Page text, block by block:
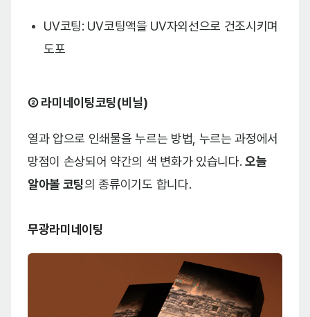
UV코팅: UV코팅액을 UV자외선으로 건조시키며
도포
② 라미네이팅코팅(비닐)
열과 압으로 인쇄물을 누르는 방법, 누르는 과정에서
망점이 손상되어 약간의 색 변화가 있습니다. 오늘
알아볼 코팅의 종류이기도 합니다.
무광라미네이팅